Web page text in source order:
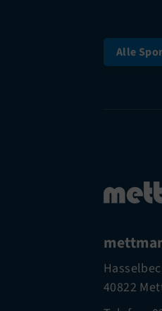
Alle
40822